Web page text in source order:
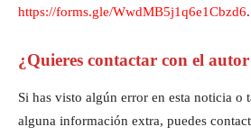
https://forms.gle/WwdMB5j1q6e1Cbzd6.
¿Quieres contactar con el
Si has visto algún error en esta noticia o
alguna información extra, puedes